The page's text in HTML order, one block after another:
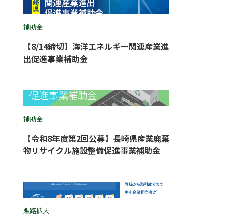
補助金
【8/14締切】海洋エネルギー関連産業進
出促進事業補助金
補助金
【令和8年度第2回公募】長崎県産業廃棄
物リサイクル施設整備促進事業補助金
販路拡大